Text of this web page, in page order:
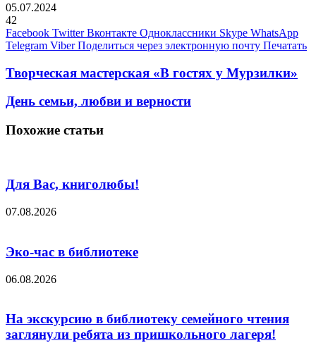
05.07.2024
42
Facebook Twitter Вконтакте Одноклассники Skype WhatsApp
Telegram Viber Поделиться через электронную почту Печатать
Творческая мастерская «В гостях у Мурзилки»
День семьи, любви и верности
Похожие статьи
Для Вас, книголюбы!
07.08.2026
Эко-час в библиотеке
06.08.2026
На экскурсию в библиотеку семейного чтения
заглянули ребята из пришкольного лагеря!